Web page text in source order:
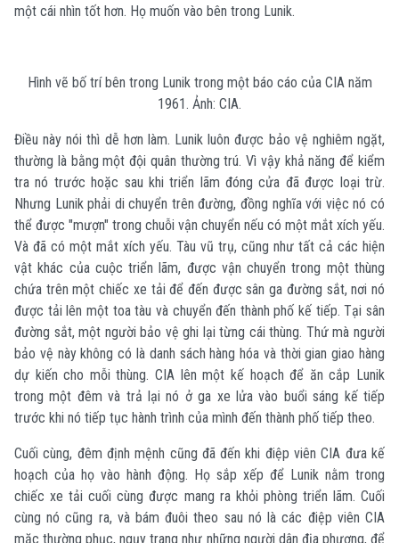
một cái nhìn tốt hơn. Họ muốn vào bên trong Lunik.
Hình vẽ bố trí bên trong Lunik trong một báo cáo của CIA năm
1961. Ảnh: CIA.
Điều này nói thì dễ hơn làm. Lunik luôn được bảo vệ nghiêm ngặt,
thường là bằng một đội quân thường trú. Vì vậy khả năng để kiểm
tra nó trước hoặc sau khi triển lãm đóng cửa đã được loại trừ.
Nhưng Lunik phải di chuyển trên đường, đồng nghĩa với việc nó có
thể được "mượn" trong chuỗi vận chuyển nếu có một mắt xích yếu.
Và đã có một mắt xích yếu. Tàu vũ trụ, cũng như tất cả các hiện
vật khác của cuộc triển lãm, được vận chuyển trong một thùng
chứa trên một chiếc xe tải để đến được sân ga đường sắt, nơi nó
được tải lên một toa tàu và chuyển đến thành phố kế tiếp. Tại sân
đường sắt, một người bảo vệ ghi lại từng cái thùng. Thứ mà người
bảo vệ này không có là danh sách hàng hóa và thời gian giao hàng
dự kiến ​​cho mỗi thùng. CIA lên một kế hoạch để ăn cắp Lunik
trong một đêm và trả lại nó ở ga xe lửa vào buổi sáng kế tiếp
trước khi nó tiếp tục hành trình của mình đến thành phố tiếp theo.
Cuối cùng, đêm định mệnh cũng đã đến khi điệp viên CIA đưa kế
hoạch của họ vào hành động. Họ sắp xếp để Lunik nằm trong
chiếc xe tải cuối cùng được mang ra khỏi phòng triển lãm. Cuối
cùng nó cũng ra, và bám đuôi theo sau nó là các điệp viên CIA
mặc thường phục, ngụy trang như những người dân địa phương, để